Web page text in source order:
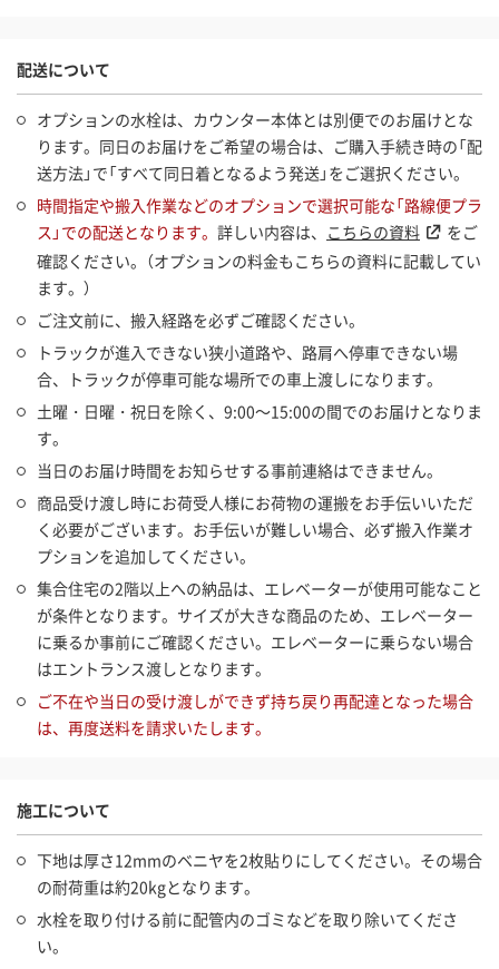
配送について
オプションの水栓は、カウンター本体とは別便でのお届けとな
ります。同日のお届けをご希望の場合は、ご購入手続き時の「配
送方法」で「すべて同日着となるよう発送」をご選択ください。
時間指定や搬入作業などのオプションで選択可能な「路線便プラ
ス」での配送となります。 詳しい内容は、 こちらの資料
をご
確認ください。（オプションの料金もこちらの資料に記載してい
ます。）
ご注文前に、搬入経路を必ずご確認ください。
トラックが進入できない狭小道路や、路肩へ停車できない場
合、トラックが停車可能な場所での車上渡しになります。
土曜・日曜・祝日を除く、9:00～15:00の間でのお届けとなりま
す。
当日のお届け時間をお知らせする事前連絡はできません。
商品受け渡し時にお荷受人様にお荷物の運搬をお手伝いいただ
く必要がございます。お手伝いが難しい場合、必ず搬入作業オ
プションを追加してください。
集合住宅の2階以上への納品は、エレベーターが使用可能なこと
が条件となります。サイズが大きな商品のため、エレベーター
に乗るか事前にご確認ください。エレベーターに乗らない場合
はエントランス渡しとなります。
ご不在や当日の受け渡しができず持ち戻り再配達となった場合
は、再度送料を請求いたします。
施工について
下地は厚さ12mmのベニヤを2枚貼りにしてください。その場合
の耐荷重は約20kgとなります。
水栓を取り付ける前に配管内のゴミなどを取り除いてくださ
い。